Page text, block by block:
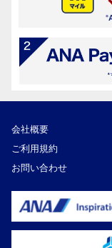
会社概要
ご利用規約
お問い合わせ